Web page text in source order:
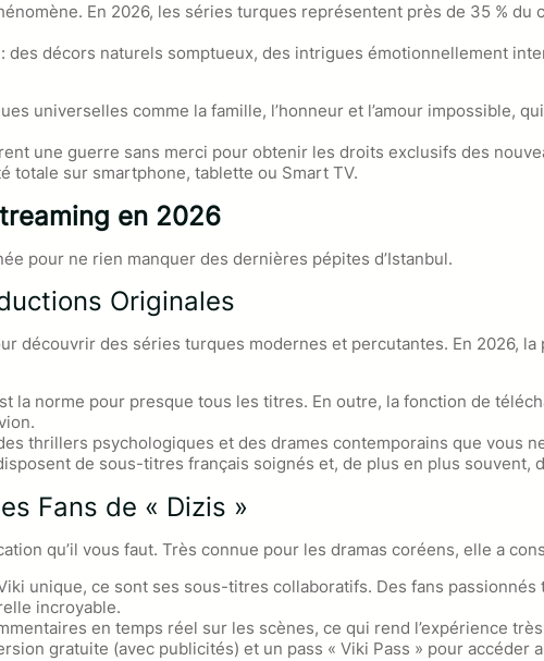
En 2026, les séries turques représentent près de 35 %
des décors naturels somptueux, des intrigues émotionnellement
universelles comme la famille, l’honneur et l’amour impossible,
une guerre sans merci pour obtenir les droits exclusifs des
totale sur smartphone, tablette ou Smart TV.
en 2026
pour ne rien manquer des dernières pépites d’Istanbul.
Originales
découvrir des séries turques modernes et percutantes. En 2026,
la norme pour presque tous les titres. En outre, la fonction de
thrillers psychologiques et des drames contemporains que vous
de sous-titres français soignés et, de plus en plus souvent,
Fans de « Dizis »
qu’il vous faut. Très connue pour les dramas coréens, elle a
unique, ce sont ses sous-titres collaboratifs. Des fans
incroyable.
en temps réel sur les scènes, ce qui rend l’expérience
gratuite (avec publicités) et un pass « Viki Pass » pour accéder